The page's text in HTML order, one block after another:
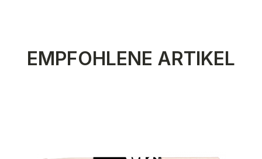
Produktgalerie überspringen
EMPFOHLENE ARTIKEL